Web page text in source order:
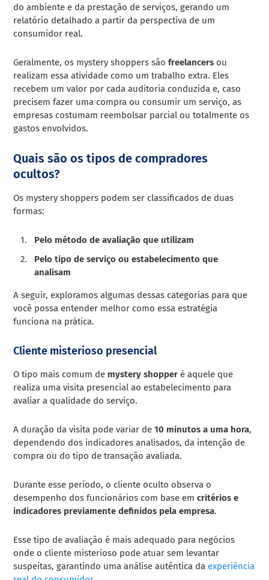
do ambiente e da prestação de serviços, gerando um
relatório detalhado a partir da perspectiva de um
consumidor real.
Geralmente, os mystery shoppers sãofreelancers ou
realizam essa atividade como um trabalho extra. Eles
recebem um valor por cada auditoria conduzida e, caso
precisem fazer uma compra ou consumir um serviço, as
empresas costumam reembolsar parcial ou totalmente os
gastos envolvidos.
Quais são os tipos de compradores
ocultos?
Os mystery shoppers podem ser classificados de duas
formas:
Pelo método de avaliação que utilizam
Pelo tipo de serviço ou estabelecimento que
analisam
A seguir, exploramos algumas dessas categorias para que
você possa entender melhor como essa estratégia
funciona na prática.
Cliente misterioso presencial
O tipo mais comum de mystery shopper é aquele que
realiza uma visita presencial ao estabelecimento para
avaliar a qualidade do serviço.
A duração da visita pode variar de10 minutos a uma hora,
dependendo dos indicadores analisados, da intenção de
compra ou do tipo de transação avaliada.
Durante esse período, o cliente oculto observa o
desempenho dos funcionários com base emcritérios e
indicadores previamente definidos pela empresa.
Esse tipo de avaliação é mais adequado para negócios
onde o cliente misterioso pode atuar sem levantar
suspeitas, garantindo uma análise autêntica da experiência